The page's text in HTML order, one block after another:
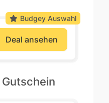
Deal ansehen
Budgey Auswahl